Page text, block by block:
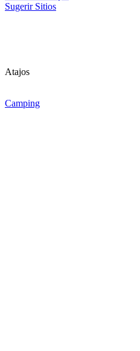
Sugerir Sitios
Atajos
Camping